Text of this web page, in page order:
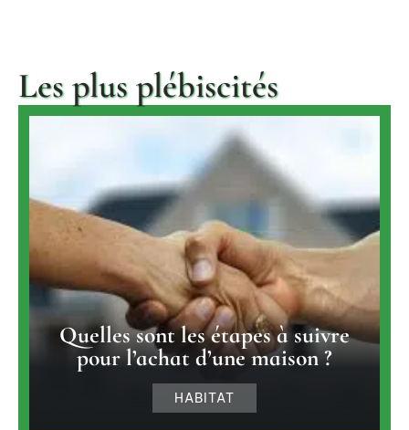
Les plus plébiscités
Quelles sont les étapes à suivre
pour l’achat d’une maison ?
HABITAT